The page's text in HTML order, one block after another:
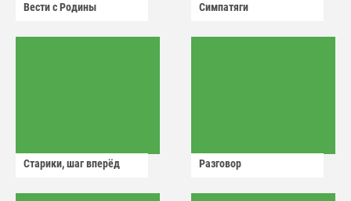
Вести с Родины Симпатяги
Старики, шаг вперёд Разговор